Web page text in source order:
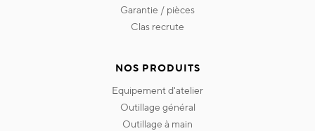
garantie / pièces
clas recrute
NOS PRODUITS
equipement d'atelier
outillage général
outillage à main